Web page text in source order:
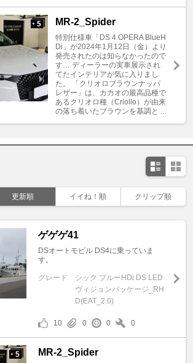
+ 5 MR-2_Spider
特別仕様車「DS 4 OPERA BlueH
Di」が2024年1月12日（金）より
発売されたのは知らなかったので
す… ディーラーの実車展示され
てたインテリアが気に入りまし
た。 「クリオロブラウンナッパ
レザー」は、カカオの最高品種で
あるクリオロ種（Criollo）が由来
の落ち着いたブラウンを基調と ...
更新順 イイね！順 クリップ順
ゲゲゲ41
DSオートモビル DS4に乗っていま
す。
グレード
シック ブルーHDi DS LED
ヴィジョンパッケージ_RH
D(EAT_2.0)
10 0 0 0
+ 5 MR-2_Spider